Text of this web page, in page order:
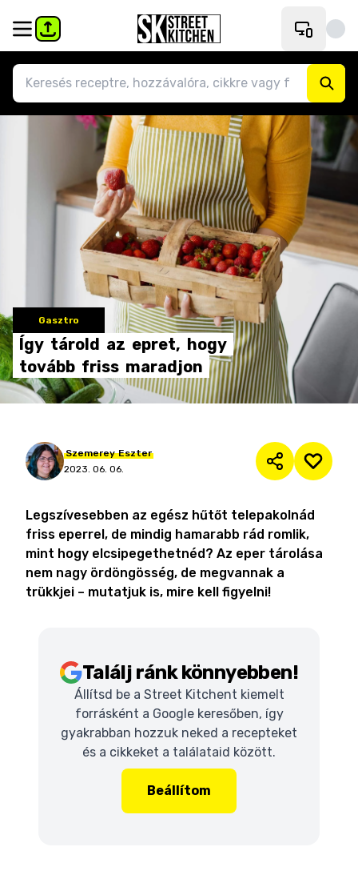
Gasztro
Így tárold az epret, hogy
tovább friss maradjon
Szemerey Eszter
2023. 06. 06.
Legszívesebben az egész hűtőt telepakolnád
friss eperrel, de mindig hamarabb rád romlik,
mint hogy elcsipegethetnéd? Az eper tárolása
nem nagy ördöngösség, de megvannak a
trükkjei – mutatjuk is, mire kell figyelni!
Találj ránk könnyebben!
Állítsd be a Street Kitchent kiemelt
forrásként a Google keresőben, így
gyakrabban hozzuk neked a recepteket
és a cikkeket a találataid között.
Beállítom